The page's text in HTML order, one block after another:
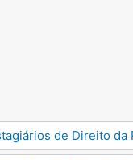
de Direito